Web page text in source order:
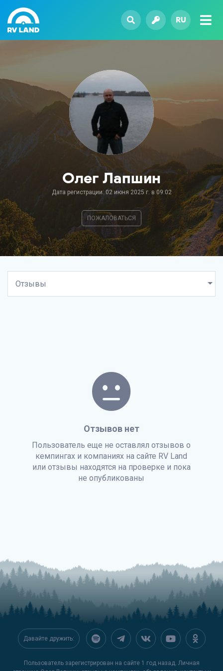
RU
Олег Лапшин
Дата регистрации: 02 июня 2025 г. в 09:02
ПОЖАЛОВАТЬСЯ
Отзывов нет
Пользователь еще не оставлял отзывов о
кемпингах и компаниях на сайте RV Land
или отзывы находятся на проверке и пока
не опубликованы
Давайте дружить:
Пользователь зарегистрирован на сайте 1 год назад. Личная